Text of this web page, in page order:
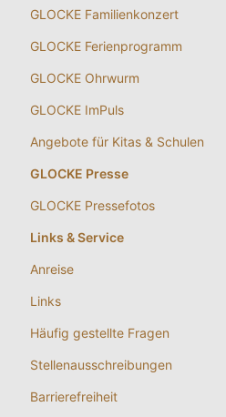
GLOCKE Familienkonzert
GLOCKE Ferienprogramm
GLOCKE Ohrwurm
GLOCKE ImPuls
Angebote für Kitas & Schulen
GLOCKE Presse
GLOCKE Pressefotos
Links & Service
Anreise
Links
Häufig gestellte Fragen
Stellenausschreibungen
Barrierefreiheit